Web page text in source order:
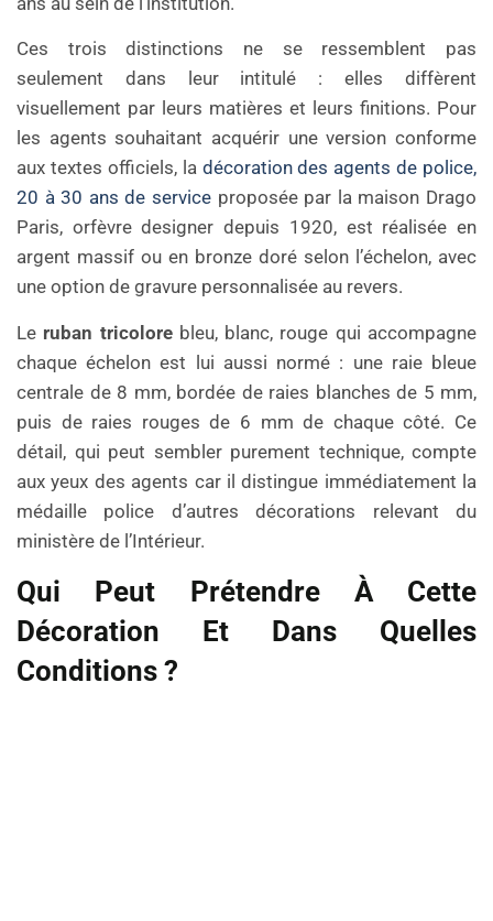
Ces trois distinctions ne se ressemblent pas
seulement dans leur intitulé : elles diffèrent
visuellement par leurs matières et leurs finitions. Pour
les agents souhaitant acquérir une version conforme
aux textes officiels, la décoration des agents de police,
20 à 30 ans de service proposée par la maison Drago
Paris, orfèvre designer depuis 1920, est réalisée en
argent massif ou en bronze doré selon l’échelon, avec
une option de gravure personnalisée au revers.
Le ruban tricolorebleu, blanc, rouge qui accompagne
chaque échelon est lui aussi normé : une raie bleue
centrale de 8 mm, bordée de raies blanches de 5 mm,
puis de raies rouges de 6 mm de chaque côté. Ce
détail, qui peut sembler purement technique, compte
aux yeux des agents car il distingue immédiatement la
médaille police d’autres décorations relevant du
ministère de l’Intérieur.
Qui Peut Prétendre À Cette
Décoration Et Dans Quelles
Conditions ?